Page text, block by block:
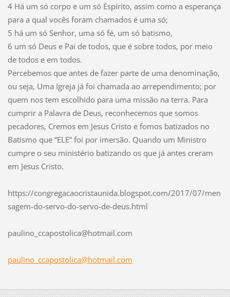
4 Há um só corpo e um só Espírito, assim como a esperança
para a qual vocês foram chamados é uma só;
5 há um só Senhor, uma só fé, um só batismo,
6 um só Deus e Pai de todos, que é sobre todos, por meio
de todos e em todos.
Percebemos que antes de fazer parte de uma denominação,
ou seja, Uma Igreja já foi chamada ao arrependimento; por
quem nos tem escolhido para uma missão na terra. Para
cumprir a Palavra de Deus, reconhecemos que somos
pecadores, Cremos em Jesus Cristo e fomos batizados no
Batismo que “ELE” foi por imersão. Quando um Ministro
cumpre o seu ministério batizando os que já antes creram
em Jesus Cristo.
https://congregacaocristaunida.blogspot.com/2017/07/men
sagem-do-servo-do-servo-de-deus.html
paulino_ ccapostolica@hotmail.com
paulino_ccapostolica@hotmail.com